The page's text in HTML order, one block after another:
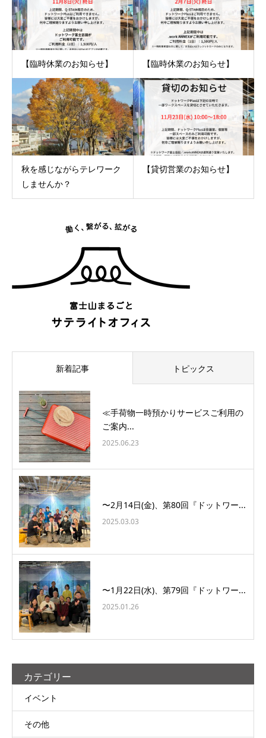
【臨時休業のお知らせ】 【臨時休業のお知らせ】
秋を感じながらテレワーク
しませんか？
【貸切営業のお知らせ】
新着記事 トピックス
≪手荷物一時預かりサービスご利用の
ご案内...
2025.06.23
〜2月14日(金)、第80回『ドットワー...
2025.03.03
〜1月22日(水)、第79回『ドットワー...
2025.01.26
カテゴリー
イベント
その他